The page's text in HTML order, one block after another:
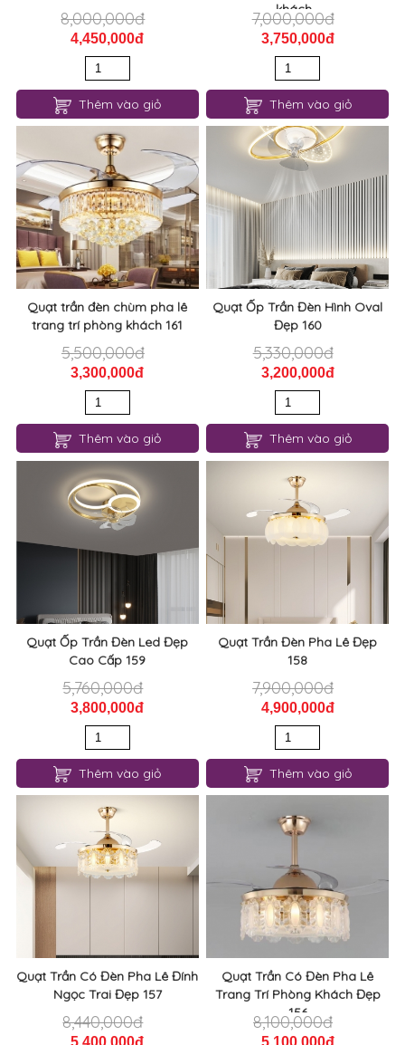
8,000,000đ
4,450,000đ
Thêm vào giỏ
7,000,000đ
3,750,000đ
Thêm vào giỏ
Quạt trần đèn chùm pha lê
trang trí phòng khách 161
5,500,000đ
3,300,000đ
Thêm vào giỏ
Quạt Ốp Trần Đèn Hình Oval
Đẹp 160
5,330,000đ
3,200,000đ
Thêm vào giỏ
Quạt Ốp Trần Đèn Led Đẹp
Cao Cấp 159
5,760,000đ
3,800,000đ
Thêm vào giỏ
Quạt Trần Đèn Pha Lê Đẹp
158
7,900,000đ
4,900,000đ
Thêm vào giỏ
Quạt Trần Có Đèn Pha Lê Đính
Ngọc Trai Đẹp 157
8,440,000đ
5,400,000đ
Quạt Trần Có Đèn Pha Lê
Trang Trí Phòng Khách Đẹp
156
8,100,000đ
5,100,000đ